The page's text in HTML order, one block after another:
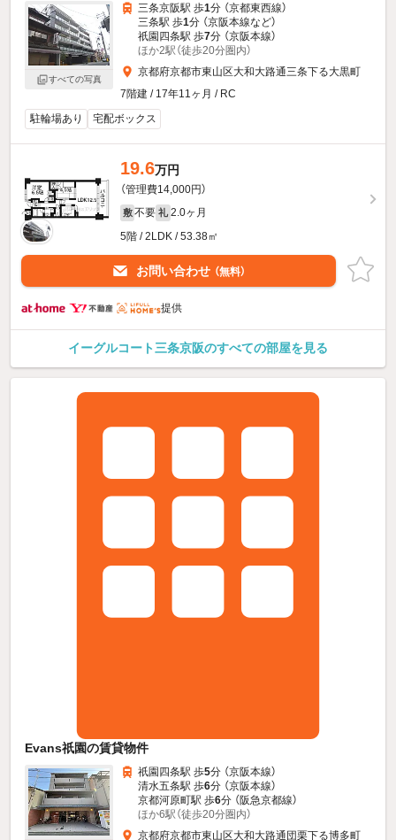
すべての写真
三条京阪駅 歩1分 （京都東西線）
三条駅 歩1分 （京阪本線など）
祇園四条駅 歩7分 （京阪本線）
ほか2駅（徒歩20分圏内）
京都府京都市東山区大和大路通三条下る大黒町
7階建 / 17年11ヶ月 / RC
駐輪場あり
宅配ボックス
19.6万円
（管理費14,000円）
敷 不要 礼 2.0ヶ月
5階 / 2LDK / 53.38㎡
お問い合わせ （無料）
提供
イーグルコート三条京阪のすべての部屋を見る
Evans祇園の賃貸物件
祇園四条駅 歩5分 （京阪本線）
清水五条駅 歩6分 （京阪本線）
京都河原町駅 歩6分 （阪急京都線）
ほか6駅（徒歩20分圏内）
京都府京都市東山区大和大路通団栗下る博多町